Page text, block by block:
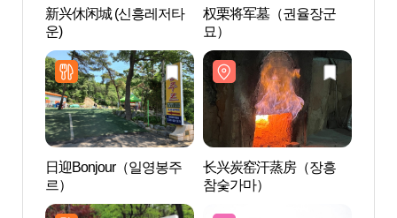
新兴休闲城 (신흥레저타
운)
权栗将军墓（권율장군
묘）
日迎Bonjour（일영봉주
르）
长兴炭窑汗蒸房（장흥
참숯가마）